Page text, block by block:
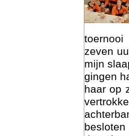
zeven
mijn
gingen
haar op